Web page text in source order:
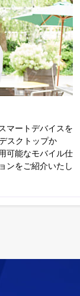
マートデバイスを
スクトップか
可能なモバイル仕
ンをご紹介いたし